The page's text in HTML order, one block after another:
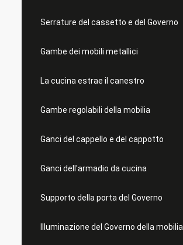
Serrature del cassetto e del Governo
Gambe dei mobili metallici
La cucina estrae il canestro
Gambe regolabili della mobilia
Ganci del cappello e del cappotto
Ganci dell'armadio da cucina
Supporto della porta del Governo
Illuminazione del Governo della mobilia